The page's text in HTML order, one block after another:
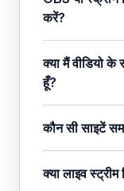
करें?
क्या मैं वीडियो
हूँ?
कौन सी साइटें
क्या लाइव स्ट्रीम